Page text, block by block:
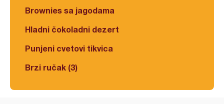
Brownies sa jagodama
Hladni čokoladni dezert
Punjeni cvetovi tikvica
Brzi ručak (3)